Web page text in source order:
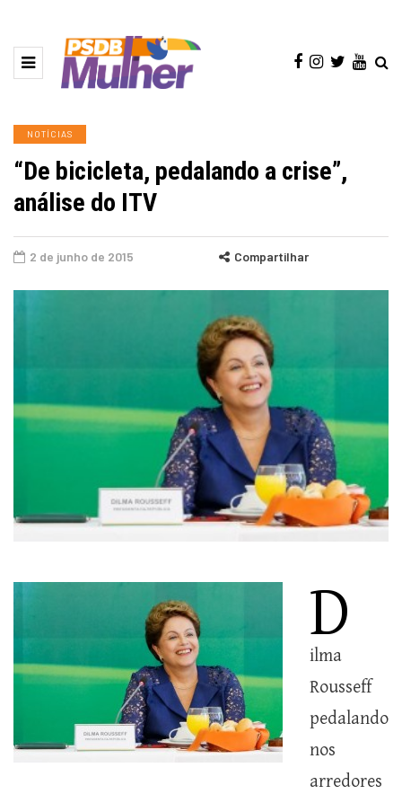
NOTÍCIAS
“De bicicleta, pedalando a crise”,
análise do ITV
2 de junho de 2015 Compartilhar
D
ilma
Rousseff
pedalando
nos
arredores